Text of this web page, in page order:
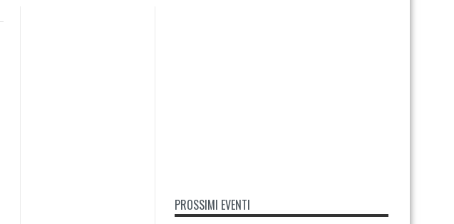
PROSSIMI EVENTI